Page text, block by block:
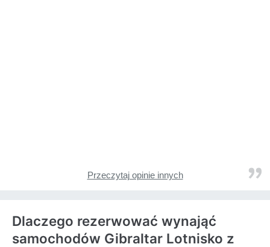
Przeczytaj opinie innych
Dlaczego rezerwować wynająć
samochodów Gibraltar Lotnisko z